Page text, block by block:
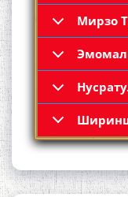
Мирзо
Қадамҷо: